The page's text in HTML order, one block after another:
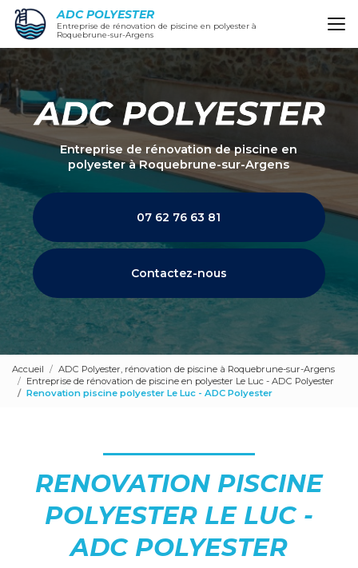
Aller
contenu
principal
ADC POLYESTER
Entreprise de rénovation de piscine en polyester à
Roquebrune-sur-Argens
Entreprise de rénovation de piscine en
polyesterà Roquebrune-sur-Argens
07 62 76 63 81
Contactez-nous
Accueil
ADC Polyester, rénovation de piscine à Roquebrune-sur-Argens
Entreprise de rénovation de piscine en polyester Le Luc - ADC Polyester
Renovation piscine polyester Le Luc - ADC Polyester
RENOVATION PISCINE
POLYESTER LE LUC -
ADC POLYESTER